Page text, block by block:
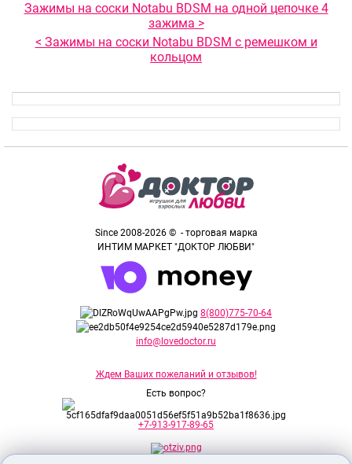
Зажимы на соски Notabu BDSM на одной цепочке 4
зажима >
< Зажимы на соски Notabu BDSM с ремешком и
кольцом
Since 2008-2026 © - торговая марка
ИНТИМ МАРКЕТ "ДОКТОР ЛЮБВИ"
8(800)775-70-64
info@lovedoctor.ru
Ждем Ваших пожеланий и отзывов!
Есть вопрос?
+7-913-917-89-65